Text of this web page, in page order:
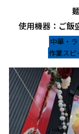
使用機器：ご飯
中華・
作業スピ